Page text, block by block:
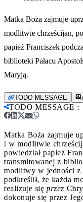
Matka Boża zajmuje
modlitwie chrześcijan,
papież Franciszek
biblioteki Pałacu
Maryją.
TODO MESSAGE
TODO MESSAGE :
Matka Boża zajmuje
i w modlitwie
powiedział papież
transmitowanej z
modlitwy w jedności z
podkreślił, że każda
realizuje się przez
dokonuje się przez